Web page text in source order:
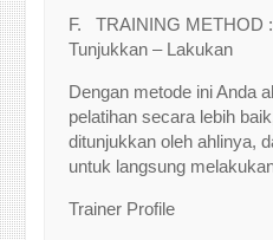
F. TRAINING METHOD
Tunjukkan – Lakukan
Dengan metode ini Anda
pelatihan secara lebih
ditunjukkan oleh ahlinya,
untuk langsung
Trainer Profile